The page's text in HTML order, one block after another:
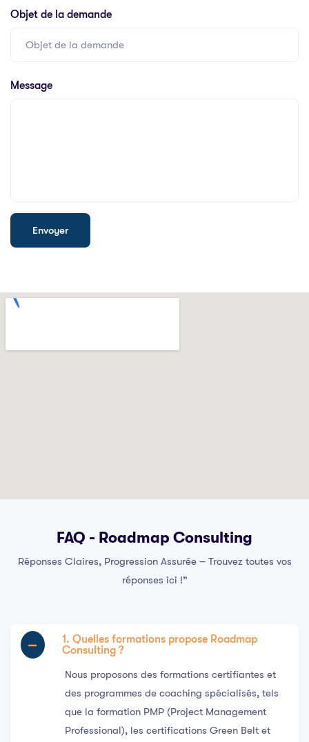
Objet de la demande
Message
FAQ - Roadmap Consulting
Réponses Claires, Progression Assurée – Trouvez toutes vos
réponses ici !”
1. Quelles formations propose Roadmap
Consulting ?
Nous proposons des formations certifiantes et
des programmes de coaching spécialisés, tels
que la formation PMP (Project Management
Professional), les certifications Green Belt et